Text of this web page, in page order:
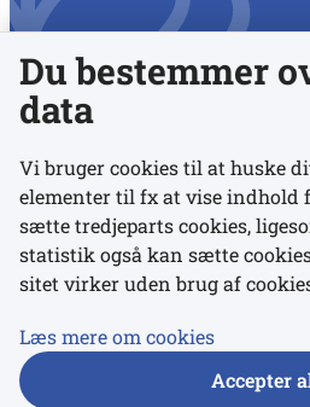
Se alle kontaktnumre
Links
Udgivelser
Du bestemmer
data
Vi bruger cookies til at huske
elementer til fx at vise indhold
sætte tredjeparts cookies,
statistik også kan sætte
sitet virker uden brug af
Læs mere om cookies
Accepter